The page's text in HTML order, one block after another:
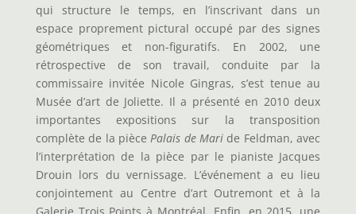
qui structure le temps, en l’inscrivant dans un
espace proprement pictural occupé par des signes
géométriques et non-figuratifs. En 2002, une
rétrospective de son travail, conduite par la
commissaire invitée Nicole Gingras, s’est tenue au
Musée d’art de Joliette. Il a présenté en 2010 deux
importantes expositions sur la transposition
complète de la piècePalais de Mari de Feldman, avec
l’interprétation de la pièce par le pianiste Jacques
Drouin lors du vernissage. L’événement a eu lieu
conjointement au Centre d’art Outremont et à la